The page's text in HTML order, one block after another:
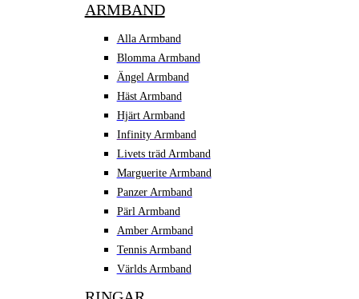
ARMBAND
Alla Armband
Blomma Armband
Ängel Armband
Häst Armband
Hjärt Armband
Infinity Armband
Livets träd Armband
Marguerite Armband
Panzer Armband
Pärl Armband
Amber Armband
Tennis Armband
Världs Armband